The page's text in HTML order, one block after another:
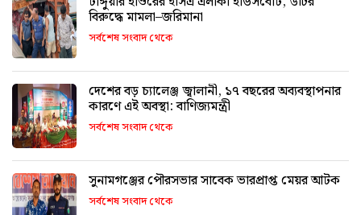
বিরুদ্ধে মামলা–জরিমানা
সর্বশেষ সংবাদ থেকে
দেশের বড় চ্যালেঞ্জ জ্বালানী, ১৭ বছরের অব্যবস্থাপনার
কারণে এই অবস্থা: বাণিজ্যমন্ত্রী
সর্বশেষ সংবাদ থেকে
সুনামগঞ্জের পৌরসভার সাবেক ভারপ্রাপ্ত মেয়র আটক
সর্বশেষ সংবাদ থেকে